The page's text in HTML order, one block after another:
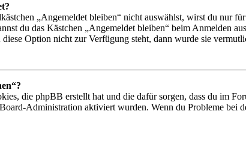
„Angemeldet bleiben“ nicht auswählst, wirst du nur
du das Kästchen „Angemeldet bleiben“ beim Anmelden
Option nicht zur Verfügung steht, dann wurde sie
die phpBB erstellt hat und die dafür sorgen, dass du im
Administration aktiviert wurden. Wenn du Probleme